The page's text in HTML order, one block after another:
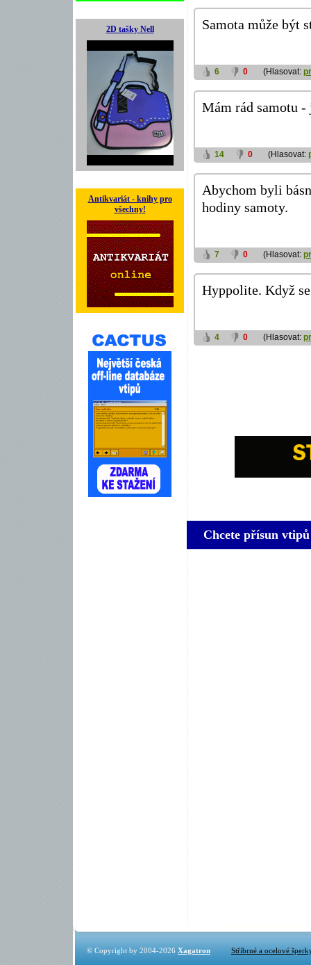
2D tašky Nell
Antikvariát - knihy pro
všechny!
Samota může být
6 0 (Hlasovat:
Mám rád samotu
14 0 (Hlasovat:
Abychom byli
hodiny samoty.
7 0 (Hlasovat:
Hyppolite. Když
4 0 (Hlasovat:
Chcete přísun
© Copyright by 2004-2026 Xagatron Stříbrné a ocelové